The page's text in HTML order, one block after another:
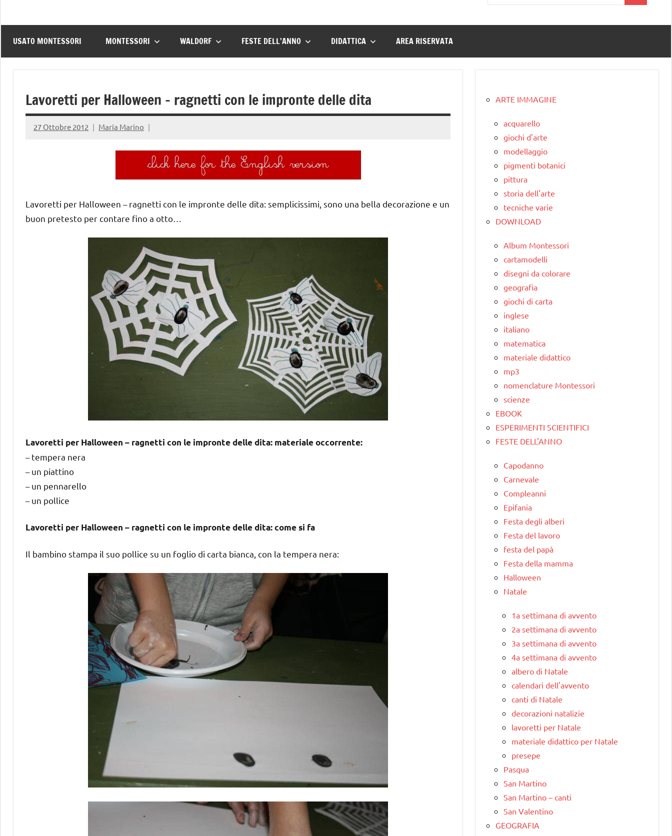
per:
USATO MONTESSORI MONTESSORI WALDORF FESTE DELL’ANNO DIDATTICA AREA RISERVATA
Lavoretti per Halloween – ragnetti con le impronte delle dita
27 Ottobre 2012 Maria Marino
Lavoretti per Halloween – ragnetti con le impronte delle dita: semplicissimi, sono una bella decorazione e un
buon pretesto per contare fino a otto…
Lavoretti per Halloween – ragnetti con le impronte delle dita: materiale occorrente:
– tempera nera
– un piattino
– un pennarello
– un pollice
Lavoretti per Halloween – ragnetti con le impronte delle dita: come si fa
Il bambino stampa il suo pollice su un foglio di carta bianca, con la tempera nera:
ARTE IMMAGINE
acquarello
giochi d'arte
modellaggio
pigmenti botanici
pittura
storia dell'arte
tecniche varie
DOWNLOAD
Album Montessori
cartamodelli
disegni da colorare
geografia
giochi di carta
inglese
italiano
matematica
materiale didattico
mp3
nomenclature Montessori
scienze
EBOOK
ESPERIMENTI SCIENTIFICI
FESTE DELL'ANNO
Capodanno
Carnevale
Compleanni
Epifania
Festa degli alberi
Festa del lavoro
festa del papà
Festa della mamma
Halloween
Natale
1a settimana di avvento
2a settimana di avvento
3a settimana di avvento
4a settimana di avvento
albero di Natale
calendari dell'avvento
canti di Natale
decorazioni natalizie
lavoretti per Natale
materiale didattico per Natale
presepe
Pasqua
San Martino
San Martino – canti
San Valentino
GEOGRAFIA